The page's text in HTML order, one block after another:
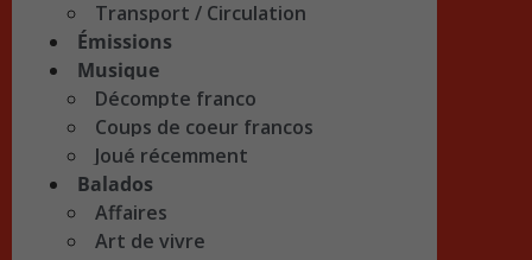
Transport / Circulation
Émissions
Musique
Décompte franco
Coups de coeur francos
Joué récemment
Balados
Affaires
Art de vivre